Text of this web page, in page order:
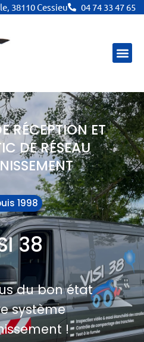
38110 Cessieu 04 74 33 47 65
RÉCEPTION ET
DE RÉSEAU
38
du bon état
système
!
1998